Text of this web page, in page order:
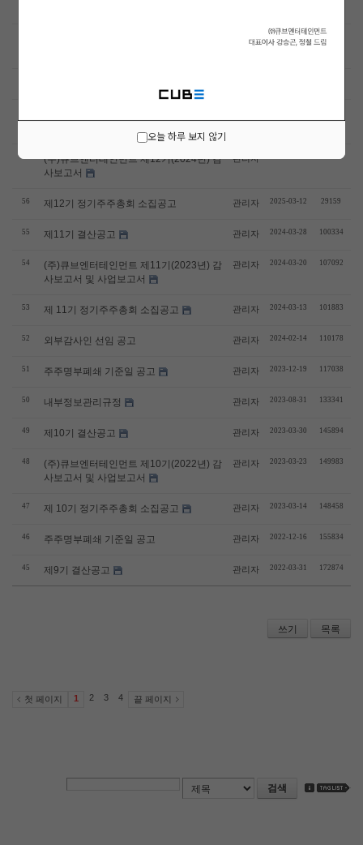
오늘 하루 보지 않기
관리자 2025-11-17 9619
(주)큐브엔터테인먼트 제12기(2024년) 감
사보고서
관리자
56 제12기 정기주주총회 소집공고 관리자 2025-03-12 29159
55 제11기 결산공고 관리자 2024-03-28 100334
54
(주)큐브엔터테인먼트 제11기(2023년) 감
사보고서 및 사업보고서
관리자 2024-03-20 107092
53 제 11기 정기주주총회 소집공고 관리자 2024-03-13 101883
52 외부감사인 선임 공고 관리자 2024-02-14 110178
51 주주명부폐쇄 기준일 공고 관리자 2023-12-19 117038
50 내부정보관리규정 관리자 2023-08-31 133341
49 제10기 결산공고 관리자 2023-03-30 145894
48
(주)큐브엔터테인먼트 제10기(2022년) 감
사보고서 및 사업보고서
관리자 2023-03-23 149983
47 제 10기 정기주주총회 소집공고 관리자 2023-03-14 148458
46 주주명부폐쇄 기준일 공고 관리자 2022-12-16 155834
45 제9기 결산공고 관리자 2022-03-31 172874
쓰기 목록
첫 페이지 1 2 3 4 끝 페이지
검색